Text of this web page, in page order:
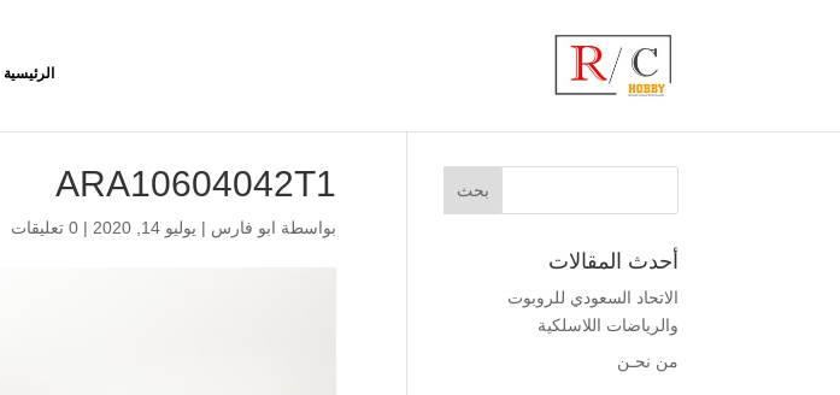
الرئيسية
ARA10604042T1
بواسطة ابو فارس | يوليو 14, 2020 | 0 تعليقات
أحدث المقالات
الاتحاد السعودي للروبوت
والرياضات اللاسلكية
من نحـن